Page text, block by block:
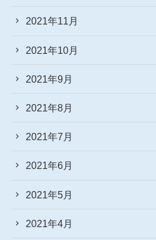
2021年11月
2021年10月
2021年9月
2021年8月
2021年7月
2021年6月
2021年5月
2021年4月